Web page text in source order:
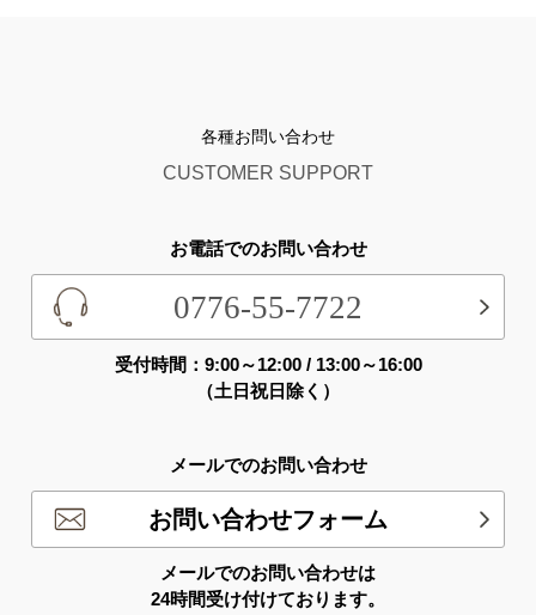
各種お問い合わせ
CUSTOMER SUPPORT
お電話でのお問い合わせ
0776-55-7722
受付時間：9:00～12:00 / 13:00～16:00
（土日祝日除く）
メールでのお問い合わせ
お問い合わせフォーム
メールでのお問い合わせは
24時間受け付けております。